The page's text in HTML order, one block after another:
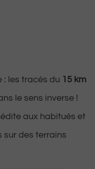
: les tracés du 15 km
le sens inverse !
aux habitués et
sur des terrains